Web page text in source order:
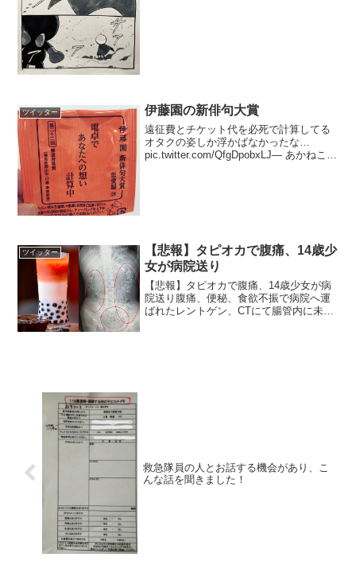
ツイッター 伊藤園の新俳句大賞
遠征費とチケット代を必死で計算してる
オタクの姿しか浮かばなかったな…
pic.twitter.com/QfgDpobxLJ— あかねこ
ツイッター
【悲報】タピオカで腹痛、14歳少
女が病院送り
【悲報】タピオカで腹痛、14歳少女が病
院送り腹痛、便秘、食欲不振で病院へ運
ばれたレントゲン、CTにて腸管内に未消
救急隊員の人とお話する機会があり、こ
んな話を聞きました！